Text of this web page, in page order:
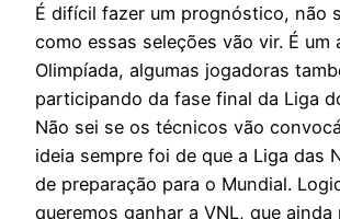
É difícil fazer um prognóstico, não
como essas seleções vão vir. É um
Olimpíada, algumas jogadoras
participando da fase final da Liga
Não sei se os técnicos vão
ideia sempre foi de que a Liga das
de preparação para o Mundial.
queremos ganhar a VNL, que ainda